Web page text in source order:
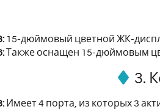
15-дюймовый цветной ЖК-
Также оснащен 15-дюймовым
3.
Имеет 4 порта, из которых 3